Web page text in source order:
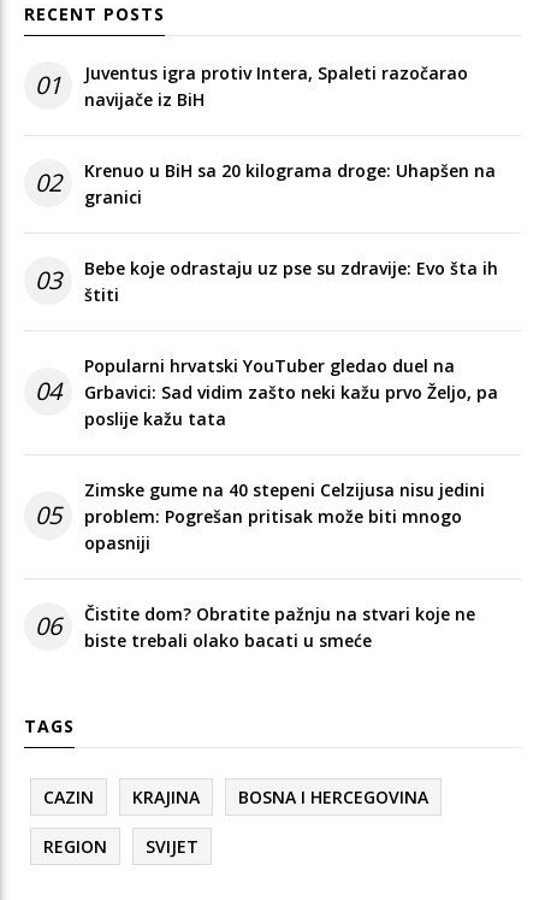
RECENT POSTS
01
Juventus igra protiv Intera, Spaleti razočarao
navijače iz BiH
02
Krenuo u BiH sa 20 kilograma droge: Uhapšen na
granici
03
Bebe koje odrastaju uz pse su zdravije: Evo šta ih
štiti
04
Popularni hrvatski YouTuber gledao duel na
Grbavici: Sad vidim zašto neki kažu prvo Željo, pa
poslije kažu tata
05
Zimske gume na 40 stepeni Celzijusa nisu jedini
problem: Pogrešan pritisak može biti mnogo
opasniji
06
Čistite dom? Obratite pažnju na stvari koje ne
biste trebali olako bacati u smeće
TAGS
CAZIN KRAJINA BOSNA I HERCEGOVINA
REGION SVIJET